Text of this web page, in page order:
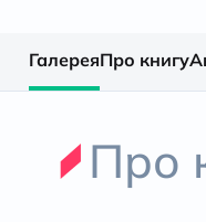
ГалереяПро книгу
Про